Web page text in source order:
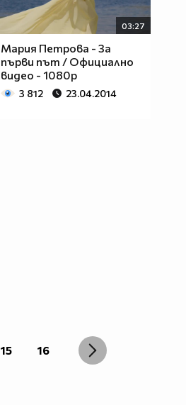
03:27
Мария Петрова - За
първи път / Официално
видео - 1080p
3 812 23.04.2014
15 16